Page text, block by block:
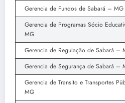
Gerencia de Fundos de Sabará – MG
Gerencia de Programas Sócio
MG
Gerencia de Regulação de Sabará –
Gerencia de Segurança de Sabará –
Gerencia de Transito e Transportes
MG